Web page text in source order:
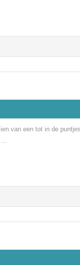
van een tot in de